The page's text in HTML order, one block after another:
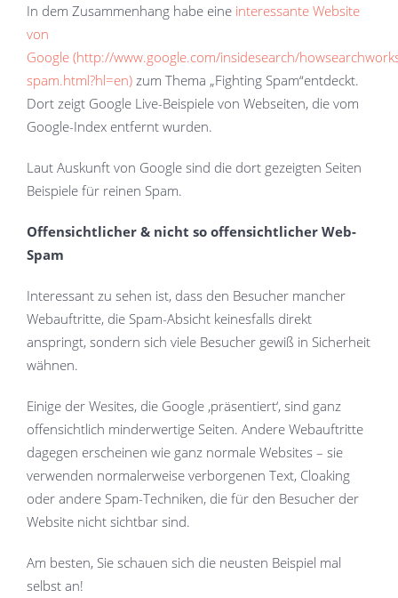
In dem Zusammenhang habe eine interessante Website
von
Google (http://www.google.com/insidesearch/
spam.html?hl=en) zum Thema „Fighting Spam“entdeckt.
Dort zeigt Google Live-Beispiele von Webseiten, die vom
Google-Index entfernt wurden.
Laut Auskunft von Google sind die dort gezeigten Seiten
Beispiele für reinen Spam.
Offensichtlicher & nicht so offensichtlicher Web-
Spam
Interessant zu sehen ist, dass den Besucher mancher
Webauftritte, die Spam-Absicht keinesfalls direkt
anspringt, sondern sich viele Besucher gewiß in Sicherheit
wähnen.
Einige der Wesites, die Google ‚präsentiert‘, sind ganz
offensichtlich minderwertige Seiten. Andere Webauftritte
dagegen erscheinen wie ganz normale Websites – sie
verwenden normalerweise verborgenen Text, Cloaking
oder andere Spam-Techniken, die für den Besucher der
Website nicht sichtbar sind.
Am besten, Sie schauen sich die neusten Beispiel mal
selbst an!